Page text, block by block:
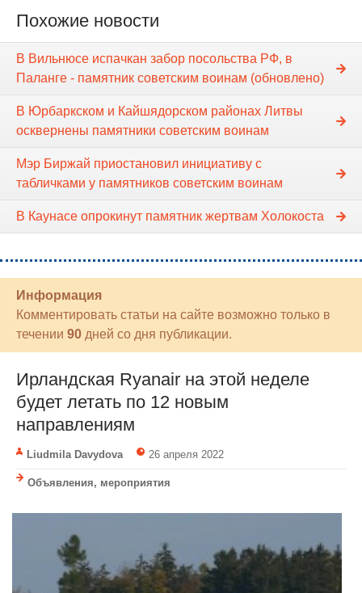
Похожие новости
В Вильнюсе испачкан забор посольства РФ, в
Паланге - памятник советским воинам (обновлено)
В Юрбаркском и Кайшядорском районах Литвы
осквернены памятники советским воинам
Мэр Биржай приостановил инициативу с
табличками у памятников советским воинам
В Каунасе опрокинут памятник жертвам Холокоста
Информация
Комментировать статьи на сайте возможно только в
течении 90 дней со дня публикации.
Ирландская Ryanair на этой неделе
будет летать по 12 новым
направлениям
Liudmila Davydova 26 апреля 2022
Объявления, мероприятия